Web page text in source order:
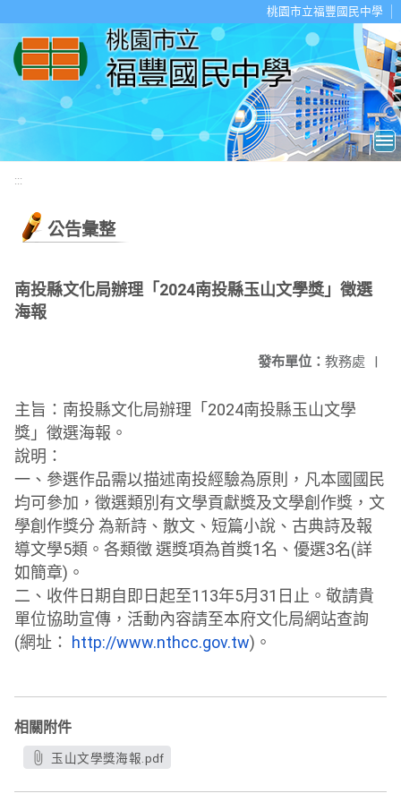
桃園市立福豐國民中學
:::
公告彙整
南投縣文化局辦理「2024南投縣玉山文學獎」徵選
海報
發布單位： 教務處 |
主旨：南投縣文化局辦理「2024南投縣玉山文學
獎」徵選海報。
說明：
一、參選作品需以描述南投經驗為原則，凡本國國民
均可參加， 徵選類別有文學貢獻獎及文學創作獎，文
學創作獎分 為新詩、散文、短篇小說、古典詩及報
導文學5類。各類徵 選獎項為首獎1名、優選3名(詳
如簡章)。
二、收件日期自即日起至113年5月31日止。 敬請貴
單位協助宣傳，活動內容請至本府文化局網站查詢
(網址： http://www.nthcc.gov.tw)。
相關附件
玉山文學獎海報.pdf